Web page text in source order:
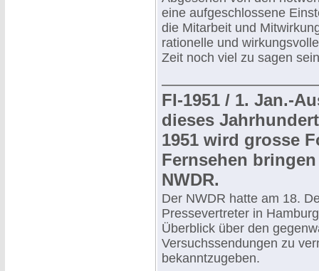
eine aufgeschlossene
die Mitarbeit und
rationelle und
Zeit noch viel zu sagen
FI-1951 / 1. Jan.-
dieses
1951 wird grosse
Fernsehen
NWDR.
Der NWDR hatte am 18.
Pressevertreter in
Überblick über den
Versuchssendungen zu
bekanntzugeben.